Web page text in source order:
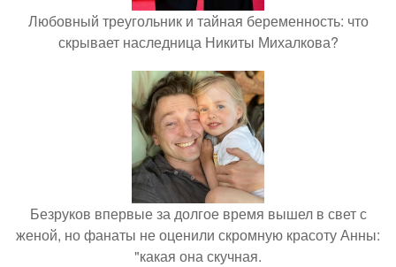
Любовный треугольник и тайная беременность: что
скрывает наследница Никиты Михалкова?
Безруков впервые за долгое время вышел в свет с
женой, но фанаты не оценили скромную красоту Анны:
"какая она скучная.